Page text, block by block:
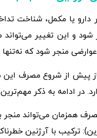
یا مکمل، شناخت
شود و این تغییر
منجر شود که نه‌تنها
پیش از شروع مصرف
در ادامه به ذکر
همزمان می‌تواند
ترکیب با آرژنین